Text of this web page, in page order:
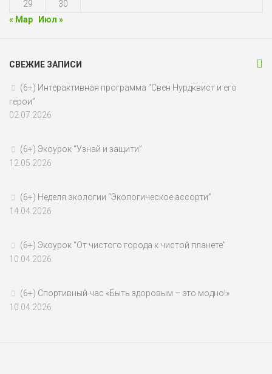
29
30
« Мар
Июл »
СВЕЖИЕ ЗАПИСИ
(6+) Интерактивная программа “Свен Нурдквист и его
герои”
02.07.2026
(6+) Экоурок “Узнай и защити”
12.05.2026
(6+) Неделя экологии “Экологическое ассорти”
14.04.2026
(6+) Экоурок “От чистого города к чистой планете”
10.04.2026
(6+) Спортивный час «Быть здоровым – это модно!»
10.04.2026